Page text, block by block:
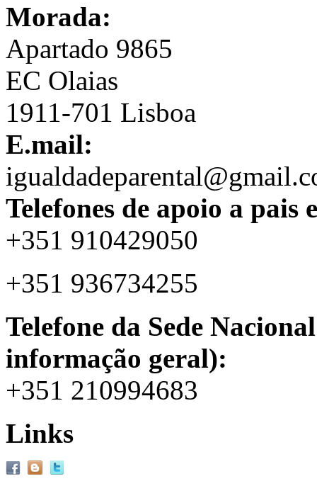
Morada:
Apartado 9865
EC Olaias
1911-701 Lisboa
E.mail:
Telefones de apoio a pais
+351 910429050
+351 936734255
Telefone da Sede
informação geral):
+351 210994683
Links